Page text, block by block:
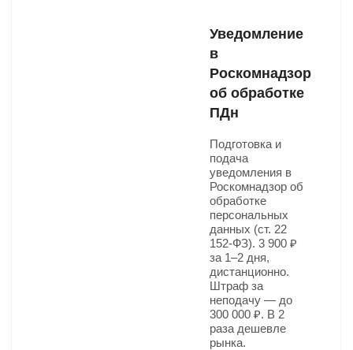
Уведомление
в
Роскомнадзор
об обработке
ПДн
Подготовка и
подача
уведомления в
Роскомнадзор об
обработке
персональных
данных (ст. 22
152-ФЗ). 3 900 ₽
за 1–2 дня,
дистанционно.
Штраф за
неподачу — до
300 000 ₽. В 2
раза дешевле
рынка.